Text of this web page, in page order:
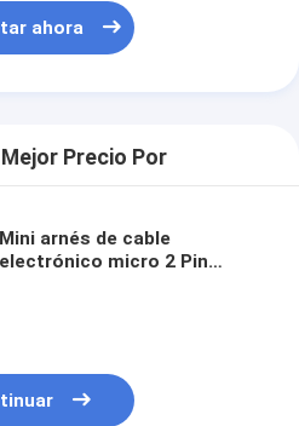
ahora
Precio Por
Mini arnés de cable
electrónico micro 2 Pin